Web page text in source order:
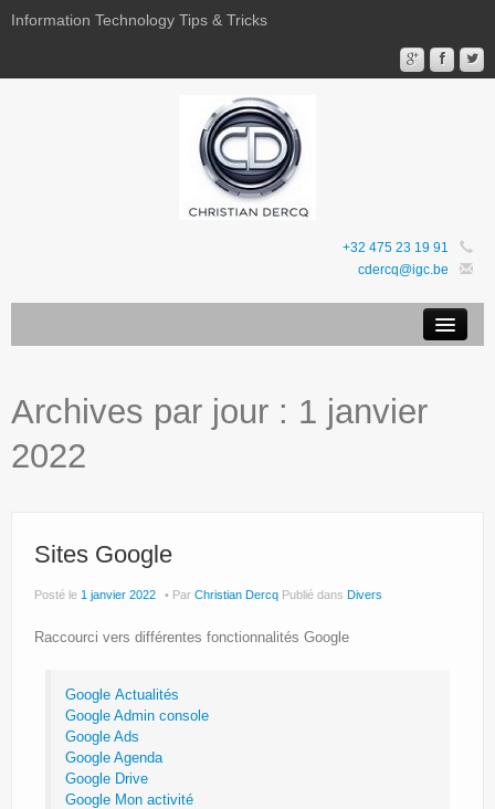
Information Technology Tips & Tricks
+32 475 23 19 91
cdercq@igc.be
Sites Web
Favoris
Politique de confidentialité
Archives par jour : 1 janvier
2022
Sites Google
Posté le 1 janvier 2022 Par Christian Dercq Publié dans Divers
Raccourci vers différentes fonctionnalités Google
Google Actualités
Google Admin console
Google Ads
Google Agenda
Google Drive
Google Mon activité